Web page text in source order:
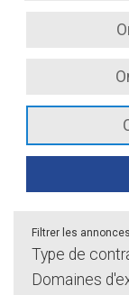
Filtrer les
Type de
Domaines